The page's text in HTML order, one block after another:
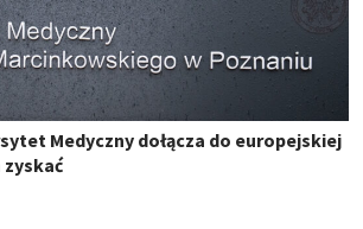
Medyczny dołącza do europejskiej
zyskać